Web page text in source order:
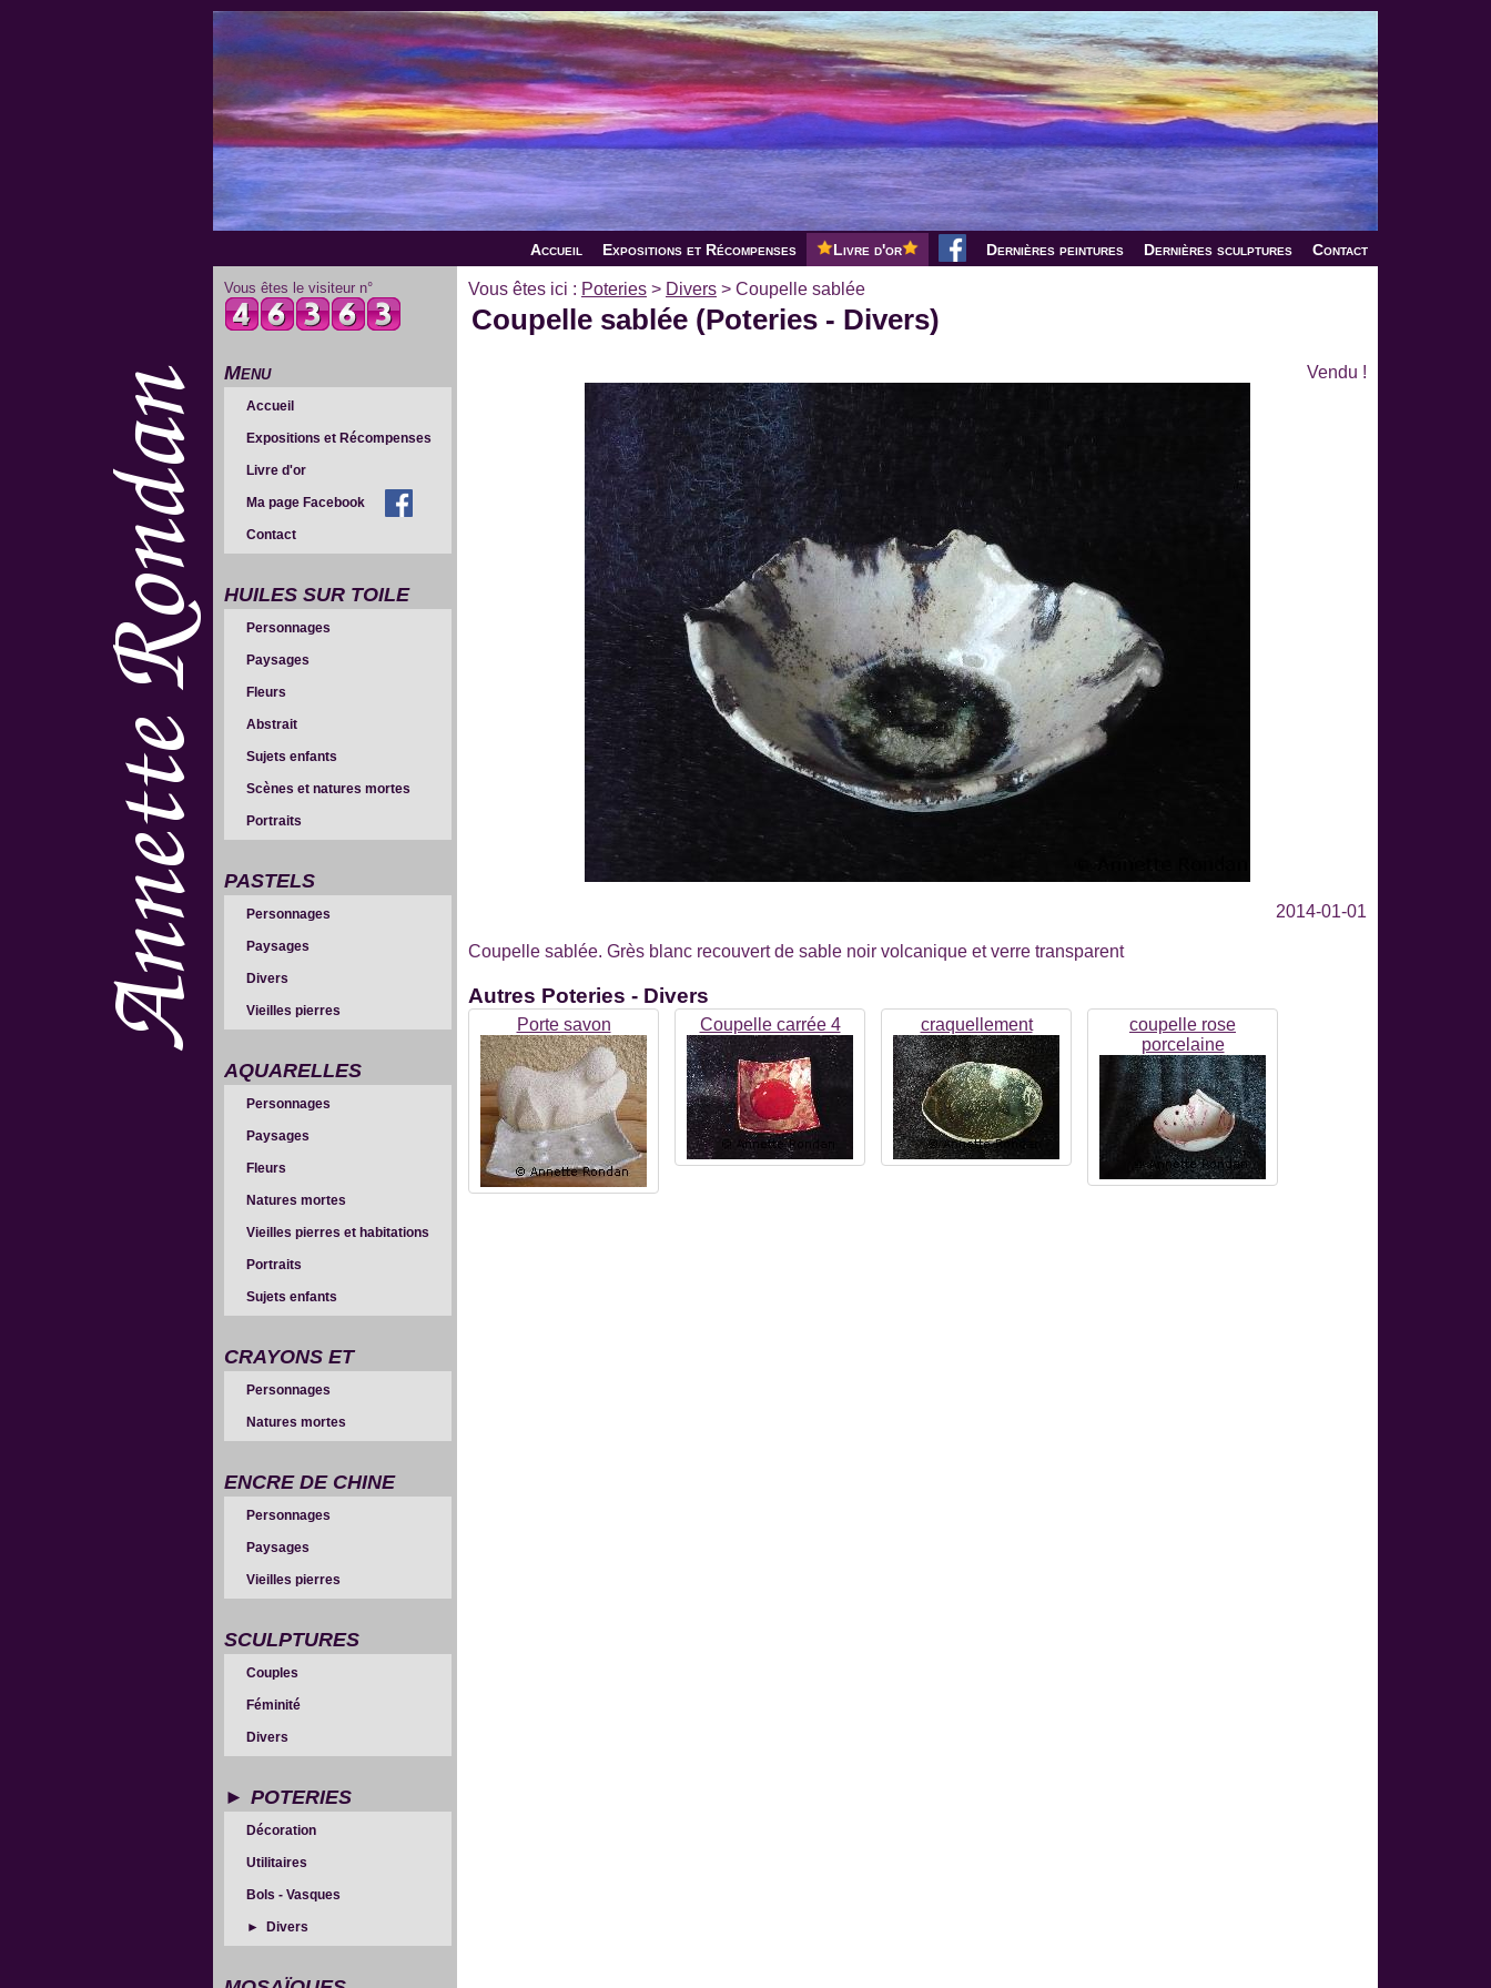
Accueil Expositions et Récompenses Livre d'or Dernières peintures Dernières sculptures Contact
Vous êtes le visiteur n°
Menu
Accueil
Expositions et Récompenses
Livre d'or
Ma page Facebook
Contact
HUILES SUR TOILE
Personnages
Paysages
Fleurs
Abstrait
Sujets enfants
Scènes et natures mortes
Portraits
PASTELS
Personnages
Paysages
Divers
Vieilles pierres
AQUARELLES
Personnages
Paysages
Fleurs
Natures mortes
Vieilles pierres et habitations
Portraits
Sujets enfants
CRAYONS ET
SANGUINES
Personnages
Natures mortes
ENCRE DE CHINE
Personnages
Paysages
Vieilles pierres
SCULPTURES
Couples
Féminité
Divers
POTERIES
Décoration
Utilitaires
Bols - Vasques
Divers
Vous êtes ici : Poteries > Divers > Coupelle sablée
Coupelle sablée (Poteries - Divers)
Vendu !
2014-01-01
Coupelle sablée. Grès blanc recouvert de sable noir volcanique et verre transparent
Autres Poteries - Divers
Porte savon Coupelle carrée 4 craquellement
coupelle rose
porcelaine